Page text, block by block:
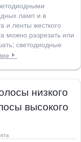
ламп и в
и ленты жесткого
можно разрезать или
светодиодные
низкого
высокого